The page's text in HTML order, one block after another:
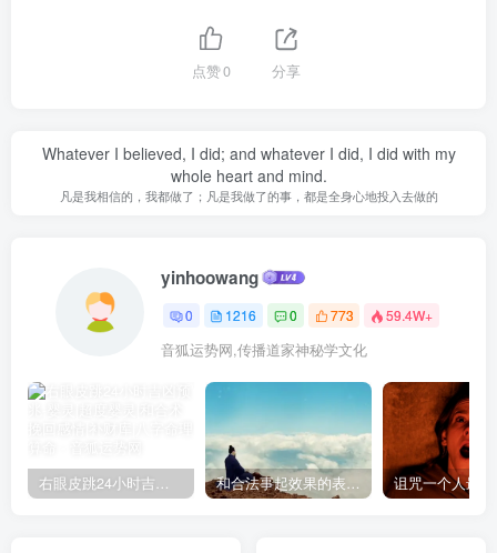
点赞0 分享
Whatever I believed, I did; and whatever I did, I did with my
whole heart and mind.
凡是我相信的，我都做了；凡是我做了的事，都是全身心地投入去做的
yinhoowang
0 1216 0 773 59.4W+
音狐运势网,传播道家神秘学文化
右眼皮跳24小时吉凶预兆 和合法事起效果的表现，出现这些就要留意了